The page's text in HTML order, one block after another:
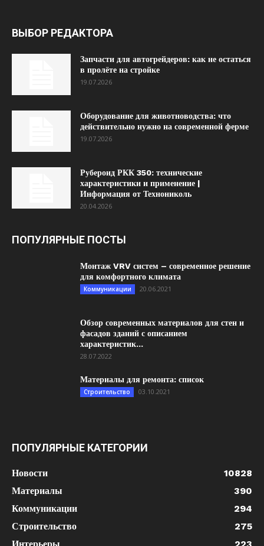
ВЫБОР РЕДАКТОРА
Запчасти для автогрейдеров: как не остаться
в пролёте на стройке
19.07.2026
Оборудование для животноводства: что
действительно нужно на современной ферме
19.07.2026
Рубероид РКК 350: технические
характеристики и применение |
Информация от Технониколь
20.04.2026
ПОПУЛЯРНЫЕ ПОСТЫ
Монтаж VRV систем – современное решение
для комфортного климата
Коммуникации 20.06.2021
Обзор современных материалов для стен и
фасадов зданий с описанием
характеристик...
28.07.2022
Материалы для ремонта: список
Строительство 03.10.2021
ПОПУЛЯРНЫЕ КАТЕГОРИИ
Новости
10828
Материалы
390
Коммуникации
294
Строительство
275